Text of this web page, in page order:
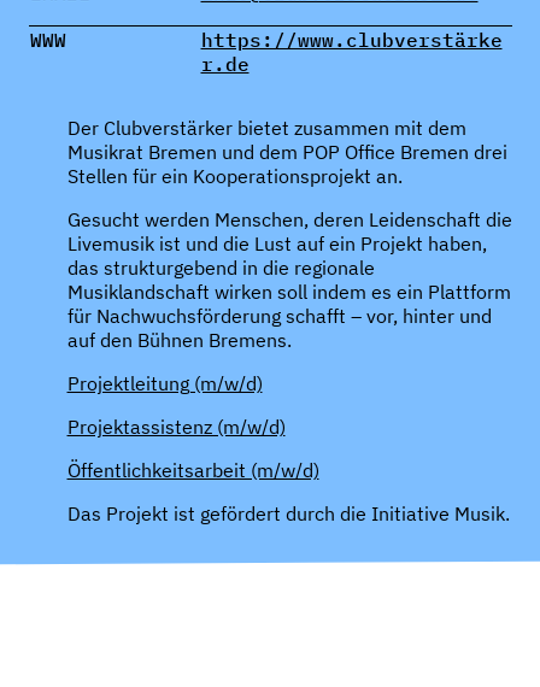
WWW
https://www.clubverstärke
r.de
Der Clubverstärker bietet zusammen mit dem
Musikrat Bremen und dem POP Office Bremen drei
Stellen für ein Kooperationsprojekt an.
Gesucht werden Menschen, deren Leidenschaft die
Livemusik ist und die Lust auf ein Projekt haben,
das strukturgebend in die regionale
Musiklandschaft wirken soll indem es ein Plattform
für Nachwuchsförderung schafft – vor, hinter und
auf den Bühnen Bremens.
Projektleitung (m/w/d)
Projektassistenz (m/w/d)
Öffentlichkeitsarbeit (m/w/d)
Das Projekt ist gefördert durch die Initiative Musik.